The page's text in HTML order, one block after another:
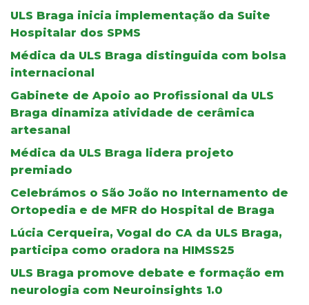
ULS Braga inicia implementação da Suite
Hospitalar dos SPMS
Médica da ULS Braga distinguida com bolsa
internacional
Gabinete de Apoio ao Profissional da ULS
Braga dinamiza atividade de cerâmica
artesanal
Médica da ULS Braga lidera projeto
premiado
Celebrámos o São João no Internamento de
Ortopedia e de MFR do Hospital de Braga
Lúcia Cerqueira, Vogal do CA da ULS Braga,
participa como oradora na HIMSS25
ULS Braga promove debate e formação em
neurologia com Neuroinsights 1.0